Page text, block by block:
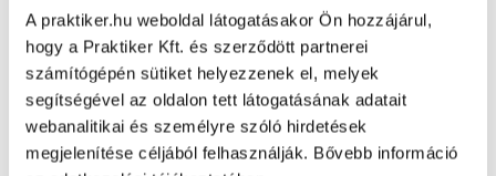
A praktiker.hu weboldal látogatásakor Ön hozzájárul,
hogy a Praktiker Kft. és szerződött partnerei
számítógépén sütiket helyezzenek el, melyek
segítségével az oldalon tett látogatásának adatait
webanalitikai és személyre szóló hirdetések
megjelenítése céljából felhasználják. Bővebb információ
Oldal újratöltése